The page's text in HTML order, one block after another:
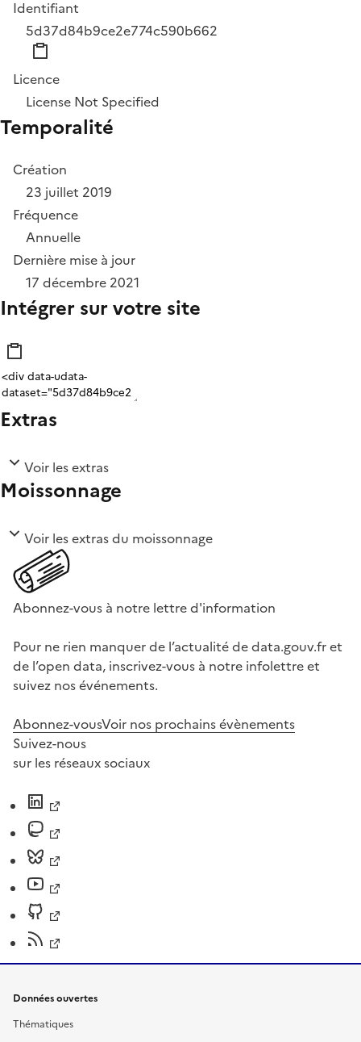
Identifiant
5d37d84b9ce2e774c590b662
Licence
License Not Specified
Temporalité
Création
23 juillet 2019
Fréquence
Annuelle
Dernière mise à jour
17 décembre 2021
Intégrer sur votre site
Extras
Voir les extras
Moissonnage
Voir les extras du moissonnage
Abonnez-vous à notre lettre d'information
Pour ne rien manquer de l’actualité de data.gouv.fr et
de l’open data, inscrivez-vous à notre infolettre et
suivez nos événements.
Abonnez-vousVoir nos prochains évènements
Suivez-nous
sur les réseaux sociaux
Données ouvertes
Thématiques